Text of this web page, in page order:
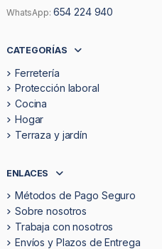
WhatsApp: 654 224 940
CATEGORÍAS
Ferretería
Protección laboral
Cocina
Hogar
Terraza y jardín
ENLACES
Métodos de Pago Seguro
Sobre nosotros
Trabaja con nosotros
Envíos y Plazos de Entrega